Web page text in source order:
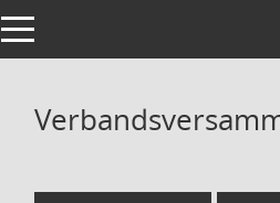
Toggle navigation